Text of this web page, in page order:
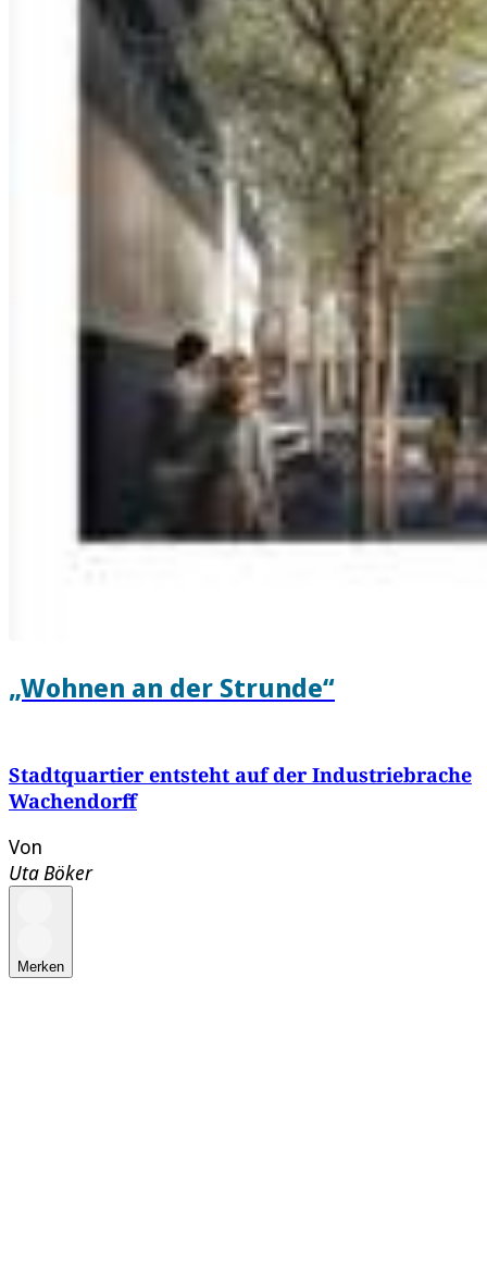
„Wohnen an der Strunde“
Stadtquartier entsteht auf der Industriebrache
Wachendorff
Von
Uta Böker
Merken